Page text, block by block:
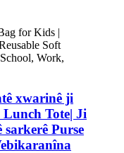
xwarinê ji
Tote| Ji
Purse